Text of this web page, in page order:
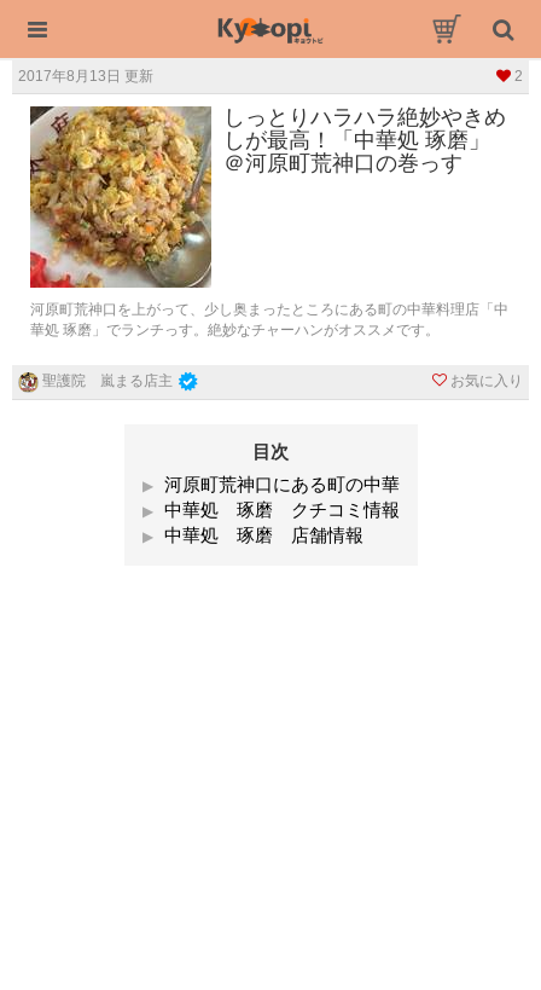
2017年8月13日 更新 2
しっとりハラハラ絶妙やきめ
しが最高！「中華処 琢磨」
＠河原町荒神口の巻っす
河原町荒神口を上がって、少し奥まったところにある町の中華料理店「中
華処 琢磨」でランチっす。絶妙なチャーハンがオススメです。
聖護院 嵐まる店主 お気に入り
目次
河原町荒神口にある町の中華
中華処 琢磨 クチコミ情報
中華処 琢磨 店舗情報